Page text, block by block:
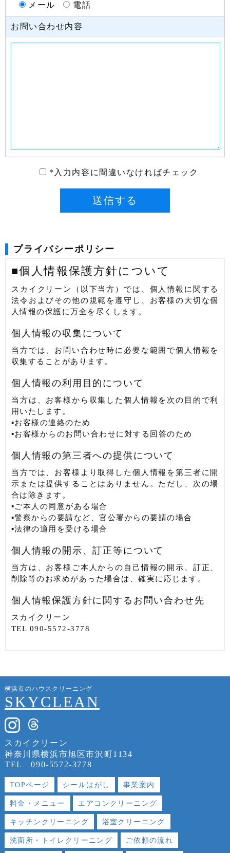
メール 電話
お問い合わせ内容
*入力内容に間違いなければチェック
プライバシーポリシー
■個人情報保護方針について
スカイクリーン（以下当方）では、個人情報に関する
法令およびその他の規範を遵守し、お客様の大切な個
人情報の保護に万全を尽くします。
個人情報の収集について
当方では、お問い合わせ時に必要な範囲で個人情報を
収集することがあります。
個人情報の利用目的について
当方は、お客様から収集した個人情報を次の目的で利
用いたします。
▪お客様の連絡のため
▪お客様からのお問い合わせに対する回答のため
個人情報の第三者への提供について
当方では、お客様より取得した個人情報を第三者に開
示または提供することはありません。ただし、次の場
合は除きます。
▪ご本人の同意がある場合
▪警察からの要請など、官公署からの要請の場合
▪法律の適用を受ける場合
個人情報の開示、訂正等について
当方は、お客様ご本人からの自己情報の開示、訂正、
削除等のお求めがあった場合は、確実に応じます。
個人情報保護方針に関するお問い合わせ先
スカイクリーン
TEL 090-5572-3778
横浜市のハウスクリーニング
SKYCLEAN
スカイクリーン
神奈川県横浜市旭区市沢町1134
TEL090-5572-3778
TOPページ シールはがし 事業案内
料金・メニュー エアコンクリーニング
キッチンクリーニング 浴室クリーニング
洗面所・トイレクリーニング ご依頼の流れ